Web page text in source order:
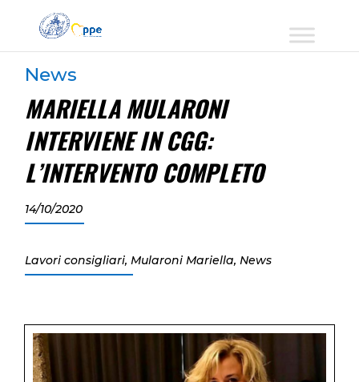
News
MARIELLA MULARONI
INTERVIENE IN CGG:
L’INTERVENTO COMPLETO
14/10/2020
Lavori consigliari,Mularoni Mariella,News